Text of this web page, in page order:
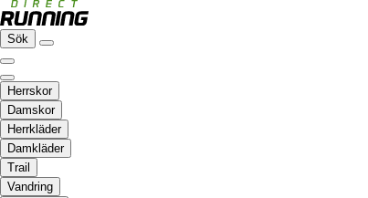
Sök
Herrskor
Damskor
Herrkläder
Damkläder
Trail
Vandring